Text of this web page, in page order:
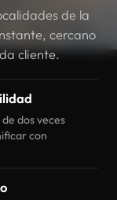
de la
cercano
cliente.
dos veces
con